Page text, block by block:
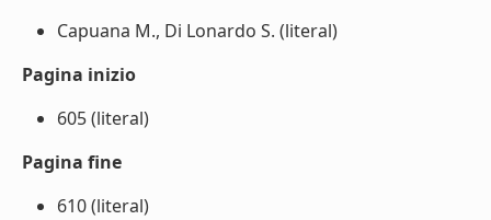
Capuana M., Di Lonardo S. (literal)
Pagina inizio
605 (literal)
Pagina fine
610 (literal)